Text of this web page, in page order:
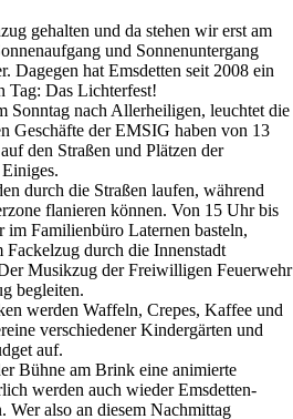
gehalten und da stehen wir erst am
und Sonnenuntergang
Dagegen hat Emsdetten seit 2008 ein
Tag: Das Lichterfest!
Sonntag nach Allerheiligen, leuchtet die
Geschäfte der EMSIG haben von 13
den Straßen und Plätzen der
durch die Straßen laufen, während
flanieren können. Von 15 Uhr bis
Familienbüro Laternen basteln,
durch die Innenstadt
Musikzug der Freiwilligen Feuerwehr
begleiten.
werden Waffeln, Crepes, Kaffee und
verschiedener Kindergärten und
auf.
Bühne am Brink eine animierte
werden auch wieder Emsdetten-
Wer also an diesem Nachmittag